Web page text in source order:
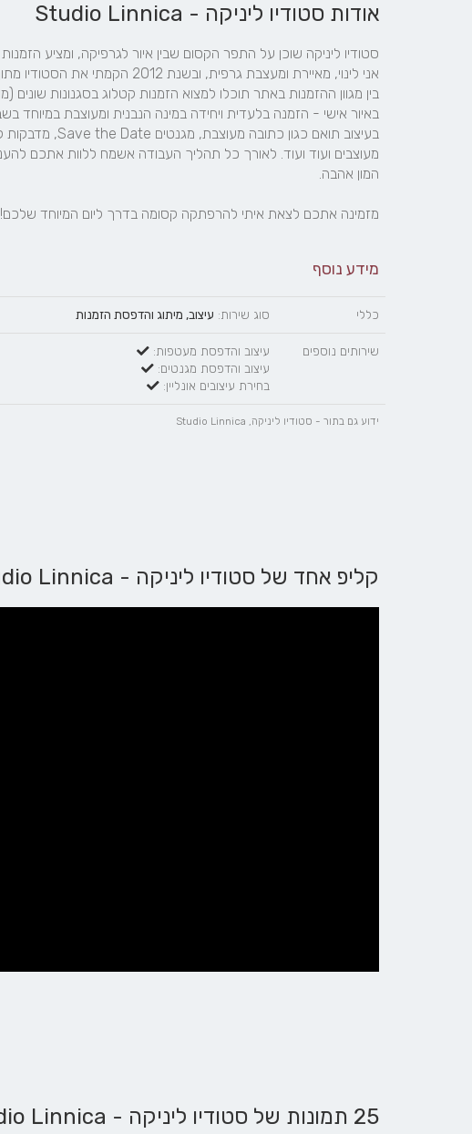
אודות סטודיו ליניקה - Studio Linnica
מזמינה אתכם לצאת איתי להרפתקה קסומה בדרך ליום המיוחד שלכם!
מידע נוסף
כללי סוג שירות: עיצוב, מיתוג והדפסת הזמנות
שירותים נוספים
עיצוב והדפסת מעטפות:
עיצוב והדפסת מגנטים:
בחירת עיצובים אונליין:
ידוע גם בתור - סטודיו ליניקה, Studio Linnica
קליפ אחד של סטודיו ליניקה - Studio Linnica
25 תמונות של סטודיו ליניקה - Studio Linnica